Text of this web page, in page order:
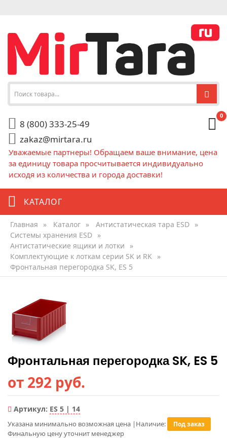
8 (800) 333-25-49
zakaz@mirtara.ru
0
Уважаемые партнеры! Обращаем ваше внимание, цена
за единицу товара просчитывается индивидуально
исходя из количества и города доставки!
КАТАЛОГ
Главная » Каталог » Антистатическая тара ESD »
Системы хранения ESD »
Антистатические ящики и лотки
»
Комплектующие к лоткам серии SK и RK »
Фронтальная перегородка SK, ES 5
Фронтальная перегородка SK, ES 5
от 292 руб.
Артикул: ES 5 | 14
Указана минимально возможная цена |
Финальную цену уточнит менеджер
Наличие: Под заказ